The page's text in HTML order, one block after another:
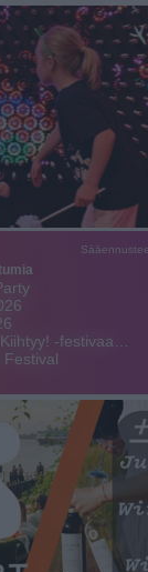
-festivaa…
Festival